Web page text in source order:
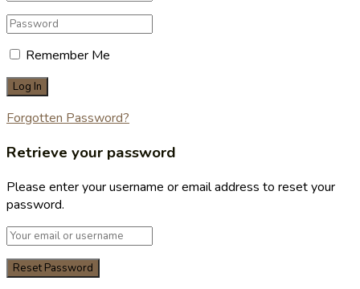
Remember Me
Forgotten Password?
Retrieve your password
Please enter your username or email address to reset your
password.